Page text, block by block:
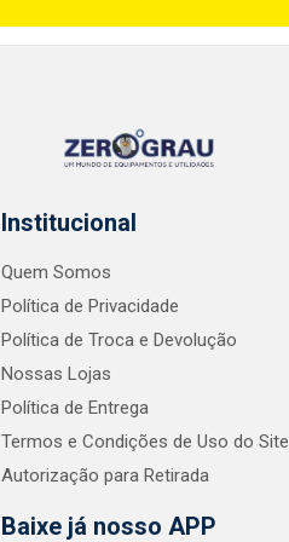
Institucional
Quem Somos
Política de Privacidade
Política de Troca e Devolução
Nossas Lojas
Política de Entrega
Termos e Condições de Uso do Site
Autorização para Retirada
Baixe já nosso APP